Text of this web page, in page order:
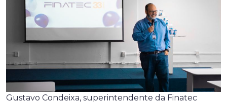
Gustavo Condeixa, superintendente da Finatec